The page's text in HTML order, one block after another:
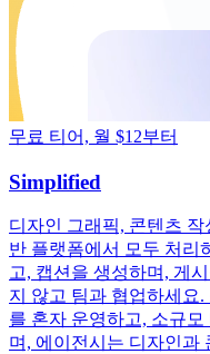
무료 티어, 월 $12부터
Simplified
디자인 그래픽, 콘텐츠 작
반 플랫폼에서 모두 처리
고, 캡션을 생성하며, 게
지 않고 팀과 협업하세요
를 혼자 운영하고, 소규
며, 에이전시는 디자인과